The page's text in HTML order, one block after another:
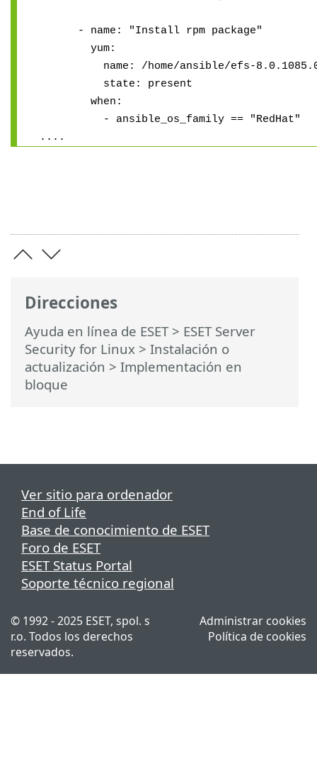
Direcciones
Ayuda en línea de ESET> ESET Server
Security for Linux > Instalación o
actualización > Implementación en
bloque
- name: "Install rpm package"
yum:
name: /home/ansible/efs-
state: present
when:
- ansible_os_family == "RedHat"
....
Ver sitio para ordenador
End of Life
Base de conocimiento de ESET
Foro de ESET
ESET Status Portal
Soporte técnico regional
© 1992 - 2025 ESET, spol. s
r.o. Todos los derechos
reservados.
Administrar cookies
Política de cookies